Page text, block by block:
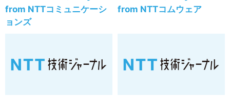
イベントカレンダー
from NTTコミュニケーシ
ョンズ
from NTTコムウェア